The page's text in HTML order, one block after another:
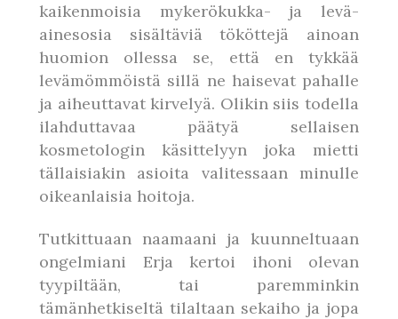
kaikenmoisia mykerökukka- ja levä-
ainesosia sisältäviä tököttejä ainoan
huomion ollessa se, että en tykkää
levämömmöistä sillä ne haisevat pahalle
ja aiheuttavat kirvelyä. Olikin siis todella
ilahduttavaa päätyä sellaisen
kosmetologin käsittelyyn joka mietti
tällaisiakin asioita valitessaan minulle
oikeanlaisia hoitoja.
Tutkittuaan naamaani ja kuunneltuaan
ongelmiani Erja kertoi ihoni olevan
tyypiltään, tai paremminkin
tämänhetkiseltä tilaltaan sekaiho ja jopa